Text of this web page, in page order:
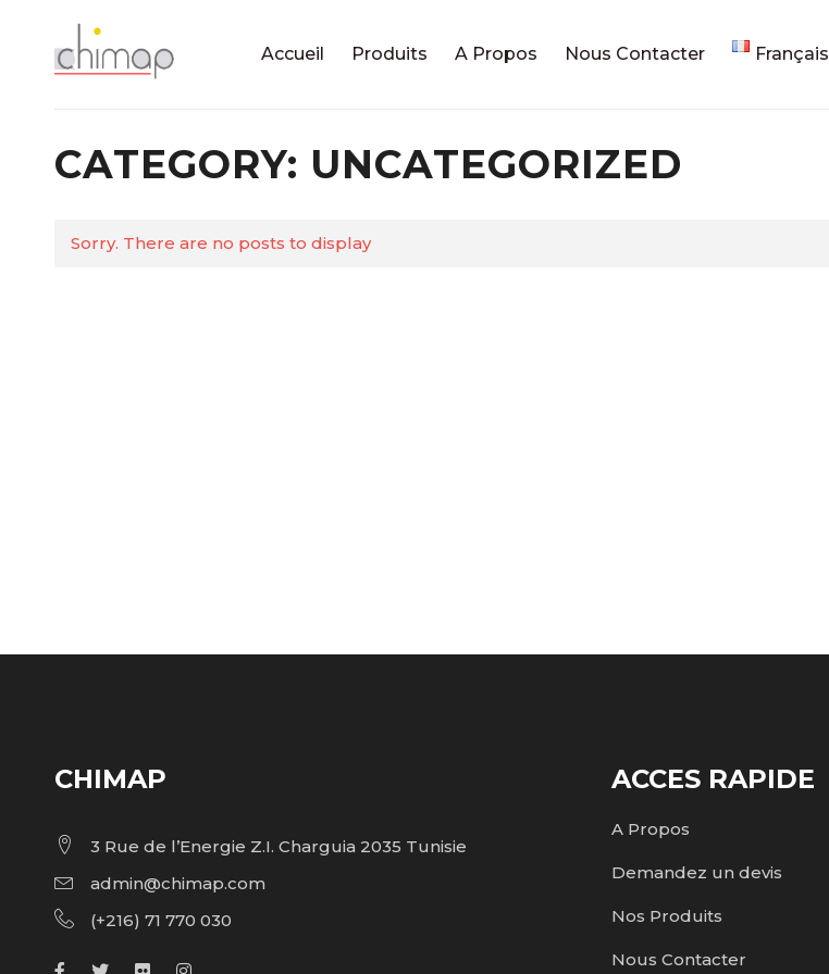
Accueil Produits A Propos Nous Contacter Français
CATEGORY: UNCATEGORIZED
Sorry. There are no posts to display
CHIMAP
3 Rue de l’Energie Z.I. Charguia 2035 Tunisie
admin@chimap.com
(+216) 71 770 030
ACCES RAPIDE
A Propos
Demandez un devis
Nos Produits
Nous Contacter